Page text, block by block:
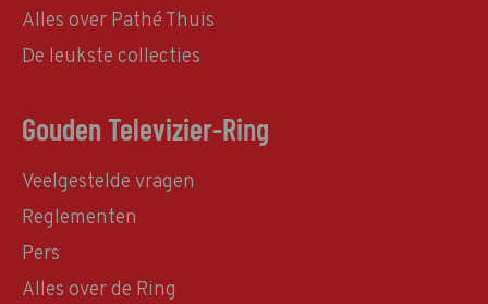
Alles over Pathé Thuis
De leukste collecties
Gouden Televizier-Ring
Veelgestelde vragen
Reglementen
Pers
Alles over de Ring